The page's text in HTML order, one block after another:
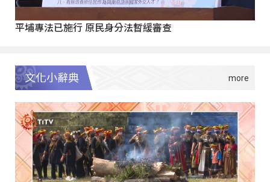
平埔專法已施行 原民身分法暫緩審查
文化小辭典